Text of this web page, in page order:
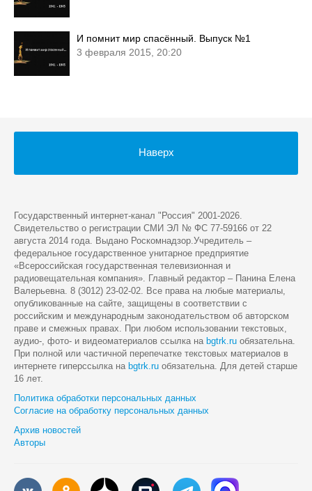
И помнит мир спасённый. Выпуск №1
3 февраля 2015, 20:20
Наверх
Государственный интернет-канал "Россия" 2001-2026.
Cвидетельство о регистрации СМИ ЭЛ № ФС 77-59166 от 22
августа 2014 года. Выдано Роскомнадзор.Учредитель –
федеральное государственное унитарное предприятие
«Всероссийская государственная телевизионная и
радиовещательная компания». Главный редактор – Панина Елена
Валерьевна. 8 (3012) 23-02-02. Все права на любые материалы,
опубликованные на сайте, защищены в соответствии с
российским и международным законодательством об авторском
праве и смежных правах. При любом использовании текстовых,
аудио-, фото- и видеоматериалов ссылка на bgtrk.ru обязательна.
При полной или частичной перепечатке текстовых материалов в
интернете гиперссылка на bgtrk.ru обязательна. Для детей старше
16 лет.
Политика обработки персональных данных
Согласие на обработку персональных данных
Архив новостей
Авторы